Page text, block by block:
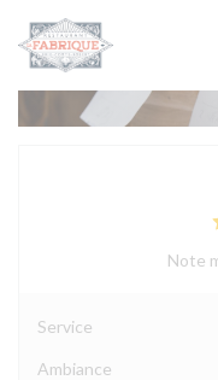
Personnalisation de vos
Note
Service
Ambiance